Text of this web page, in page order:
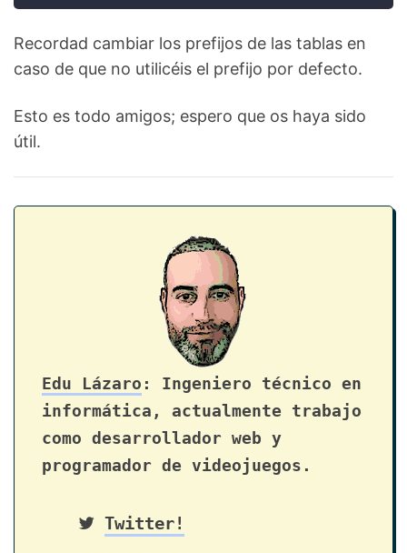
Recordad cambiar los prefijos de las tablas en
caso de que no utilicéis el prefijo por defecto.
Esto es todo amigos; espero que os haya sido
útil.
Edu Lázaro : Ingeniero técnico en
informática, actualmente trabajo
como desarrollador web y
programador de videojuegos.
Twitter!